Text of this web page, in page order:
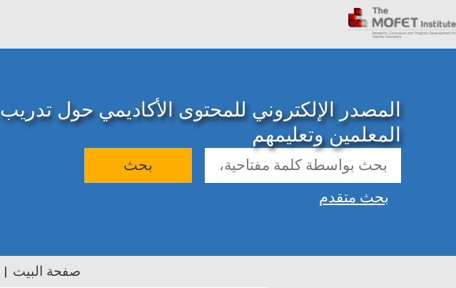
المصدر الإلكتروني للمحتوى الأكاديمي حول تدريب
المعلمين وتعليمهم
بحث
بحث متقدم
صفحة البيت